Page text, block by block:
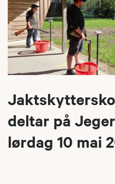
deltar på
lørdag 10 mai